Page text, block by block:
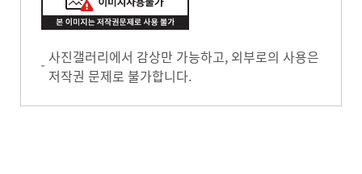
사진갤러리에서 감상만 가능하고, 외부로의 사용은
저작권 문제로 불가합니다.